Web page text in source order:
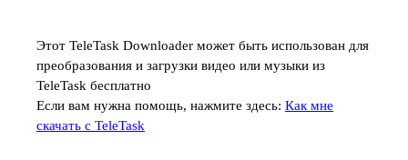
Этот TeleTask Downloader может быть использован для
преобразования и загрузки видео или музыки из
TeleTask бесплатно
Если вам нужна помощь, нажмите здесь: Как мне
скачать с TeleTask